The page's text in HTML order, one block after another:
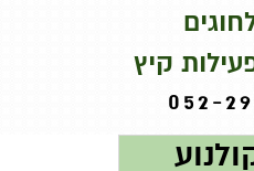
052-
קיץ